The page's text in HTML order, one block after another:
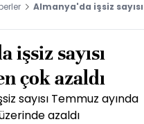
Almanya'da işsiz
işsiz sayısı
çok azaldı
sayısı Temmuz ayında
azaldı